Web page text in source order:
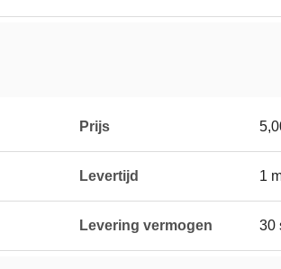
Prijs
Levertijd 1
Levering vermogen 30